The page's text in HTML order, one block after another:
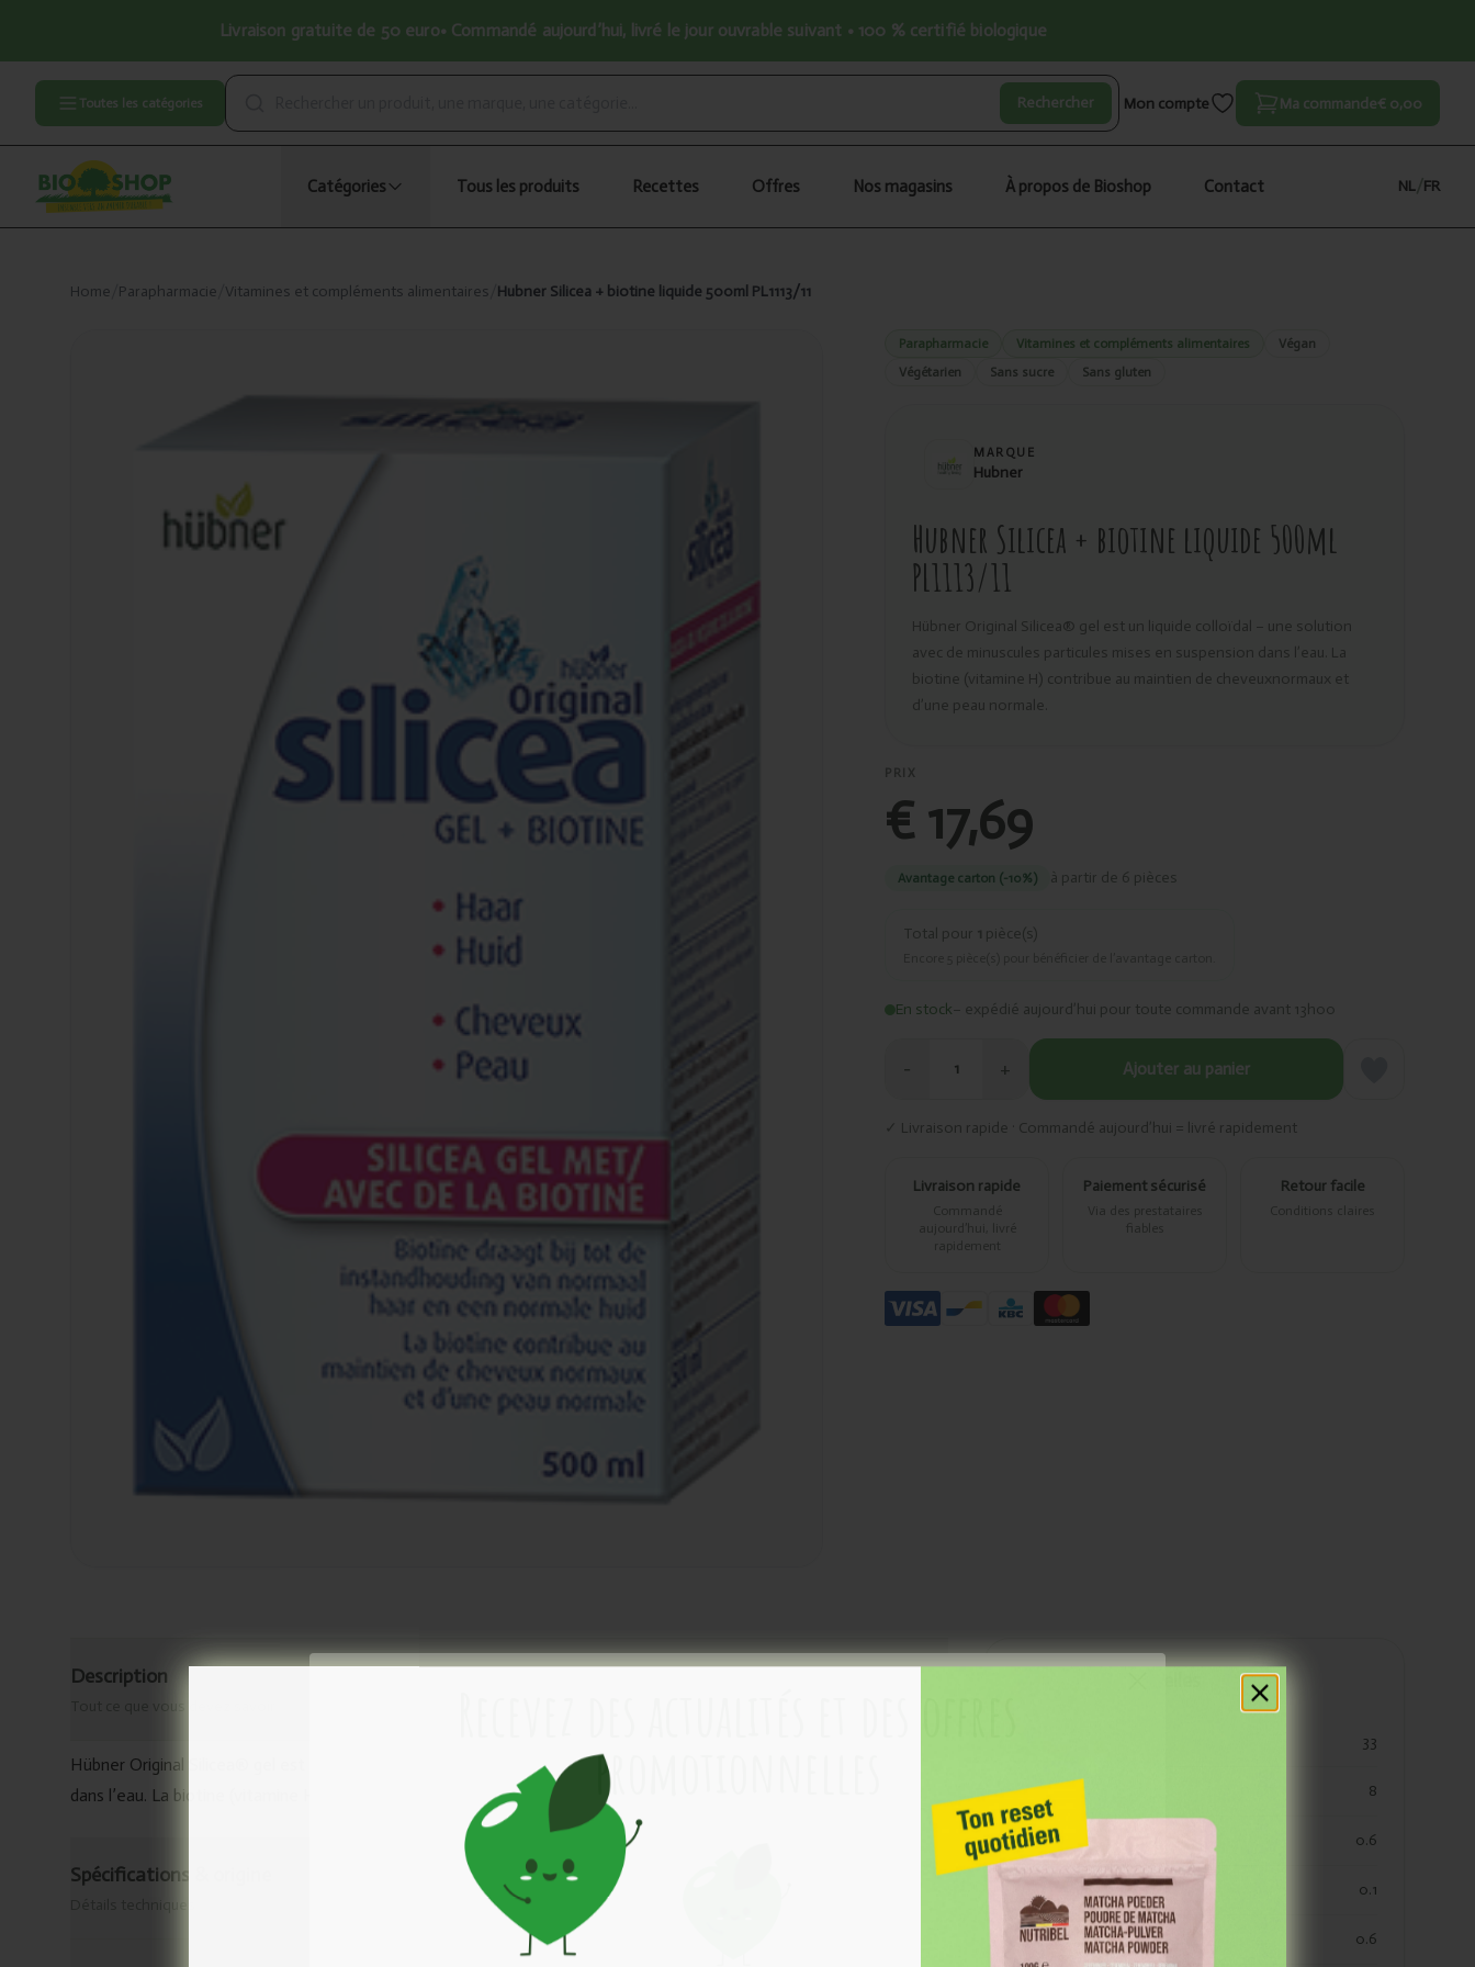
Livraison gratuite de 50 euro• Commandé aujourd’hui, livré le jour ouvrable suivant • 100 % certifié biologique
Toutes les catégories Rechercher Mon compte Ma commande€ 0,00
Catégories Tous les produits Recettes Offres Nos magasins À propos de Bioshop Contact NL FR
Home Parapharmacie Vitamines et compléments alimentaires Hubner Silicea + biotine liquide 500ml PL1113/11
Parapharmacie Vitamines et compléments alimentaires
Végan
Végétarien
Sans sucre Sans gluten
MARQUE
Hubner
Hubner Silicea + biotine liquide 500ml
PL1113/11
Hübner Original Silicea® gel est un liquide colloïdal – une solution
avec de minuscules particules mises en suspension dans l’eau. La
biotine (vitamine H) contribue au maintien de cheveuxnormaux et
d’une peau normale.
PRIX
€ 17,69
Avantage carton (-10%) à partir de 6 pièces
Total pour 1 pièce(s)
En stock– expédié aujourd’hui pour toute commande avant 13h00
− 1 + Ajouter au panier
✓ Livraison rapide · Commandé aujourd’hui = livré rapidement
Livraison rapide
Commandé
aujourd’hui, livré
rapidement
Paiement sécurisé
Via des prestataires
fiables
Retour facile
Conditions claires
Description
Hübner Original Silicea® gel est un liquide colloïdal – une solution avec de minuscules particules mises en suspension
dans l’eau. La biotine (vitamine H) contribue au maintien de cheveuxnormaux et d’une peau normale.
Spécifications & origine
33
kcal 8
vetten 0.6
verzadigde vetten 0.1
koolhydraten 0.6
promotionnelles